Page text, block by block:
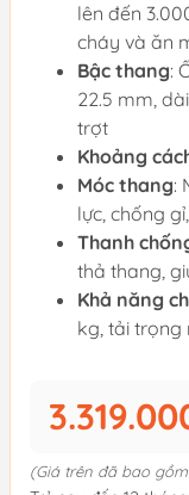
lên đến
cháy và ăn
Bậc thang:
22.5 mm,
trợt
Khoảng
Móc thang:
lực, chống
Thanh
thả thang,
Khả năng
kg, tải trọng
(Giá trên đã bao gồm